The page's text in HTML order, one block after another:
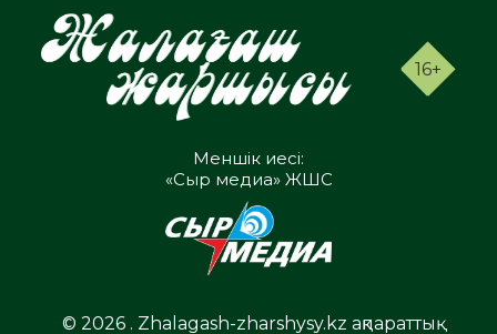
16+
Меншік иесі:
«Сыр медиа» ЖШС
© 2026 . Zhalagash-zharshysy.kz ақпараттық